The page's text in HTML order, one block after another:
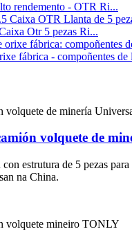
rendemento - OTR Ri...
Otr 5 pezas Ri...
fábrica - compoñentes
volquete de
estrutura de 5 pezas
na China.